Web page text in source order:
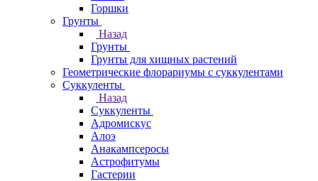
Горшки
Грунты
Назад
Грунты
Грунты для хищных растений
Геометрические флорариумы с суккулентами
Суккуленты
Назад
Суккуленты
Адромискус
Алоэ
Анакампсеросы
Астрофитумы
Гастерии